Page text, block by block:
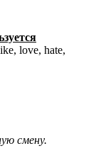
love, hate,
смену.